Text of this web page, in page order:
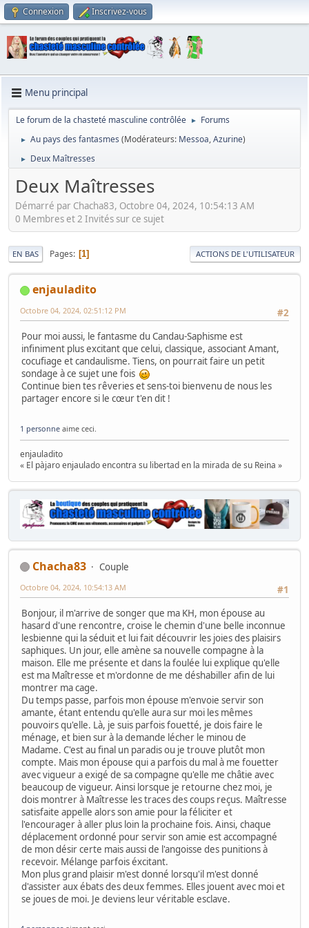
Connexion Inscrivez-vous
Menu principal
Le forum de la chasteté masculine contrôlée ► Forums
► Au pays des fantasmes (Modérateurs: Messoa,Azurine)
► Deux Maîtresses
Deux Maîtresses
Démarré par Chacha83, Octobre 04, 2024, 10:54:13 AM
0 Membres et 2 Invités sur ce sujet
EN BAS Pages 1 ACTIONS DE L'UTILISATEUR
enjauladito
#2
Octobre 04, 2024, 02:51:12 PM
Pour moi aussi, le fantasme du Candau-Saphisme est
infiniment plus excitant que celui, classique, associant Amant,
cocufiage et candaulisme. Tiens, on pourrait faire un petit
sondage à ce sujet une fois
Continue bien tes rêveries et sens-toi bienvenu de nous les
partager encore si le cœur t'en dit !
1 personne aime ceci.
enjauladito
« El pàjaro enjaulado encontra su libertad en la mirada de su Reina »
Chacha83
Couple
#1
Octobre 04, 2024, 10:54:13 AM
Bonjour, il m'arrive de songer que ma KH, mon épouse au
hasard d'une rencontre, croise le chemin d'une belle inconnue
lesbienne qui la séduit et lui fait découvrir les joies des plaisirs
saphiques. Un jour, elle amène sa nouvelle compagne à la
maison. Elle me présente et dans la foulée lui explique qu'elle
est ma Maîtresse et m'ordonne de me déshabiller afin de lui
montrer ma cage.
Du temps passe, parfois mon épouse m'envoie servir son
amante, étant entendu qu'elle aura sur moi les mêmes
pouvoirs qu'elle. Là, je suis parfois fouetté, je dois faire le
ménage, et bien sur à la demande lécher le minou de
Madame. C'est au final un paradis ou je trouve plutôt mon
compte. Mais mon épouse qui a parfois du mal à me fouetter
avec vigueur a exigé de sa compagne qu'elle me châtie avec
beaucoup de vigueur. Ainsi lorsque je retourne chez moi, je
dois montrer à Maîtresse les traces des coups reçus. Maîtresse
satisfaite appelle alors son amie pour la féliciter et
l'encourager à aller plus loin la prochaine fois. Ainsi, chaque
déplacement ordonné pour servir son amie est accompagné
de mon désir certe mais aussi de l'angoisse des punitions à
recevoir. Mélange parfois éxcitant.
Mon plus grand plaisir m'est donné lorsqu'il m'est donné
d'assister aux ébats des deux femmes. Elles jouent avec moi et
se joues de moi. Je deviens leur véritable esclave.